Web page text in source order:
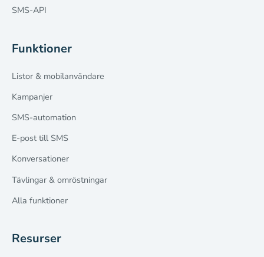
SMS-API
Funktioner
Listor & mobilanvändare
Kampanjer
SMS-automation
E-post till SMS
Konversationer
Tävlingar & omröstningar
Alla funktioner
Resurser